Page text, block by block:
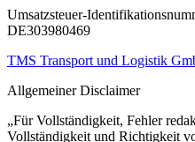
Umsatzsteuer-
DE303980469
TMS Transport und Logistik
Allgemeiner Disclaimer
„Für Vollständigkeit, Fehler
Vollständigkeit und Richtigkeit